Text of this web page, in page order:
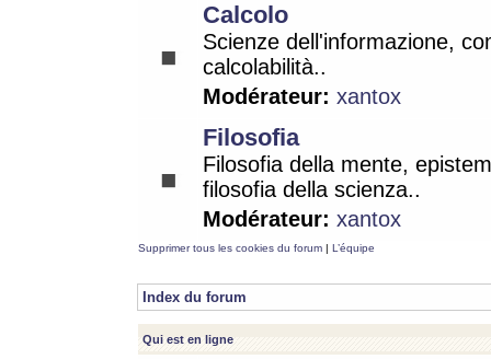
Calcolo
Scienze dell'informazione,
calcolabilità..
Modérateur: xantox
Filosofia
Filosofia della mente,
filosofia della scienza..
Modérateur: xantox
Supprimer tous les cookies du forum | L’équipe
Index du forum
Qui est en ligne